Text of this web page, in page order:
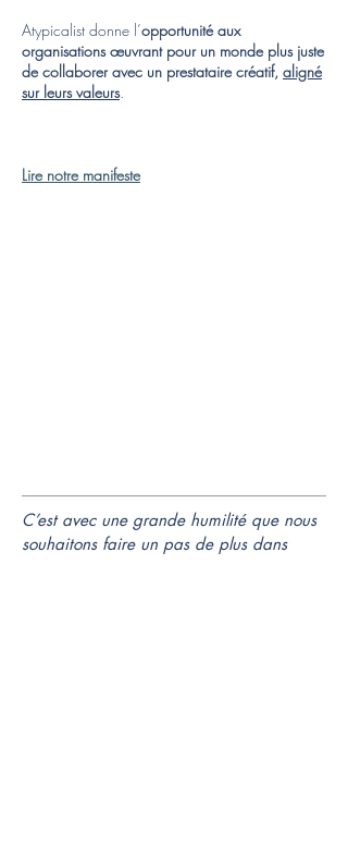
Atypicalist donne l’opportunité aux
organisations œuvrant pour un monde plus juste
de collaborer avec un prestataire créatif, aligné
sur leurs valeurs.
Lire notre manifeste
C’est avec une grande humilité que nous
souhaitons faire un pas de plus dans